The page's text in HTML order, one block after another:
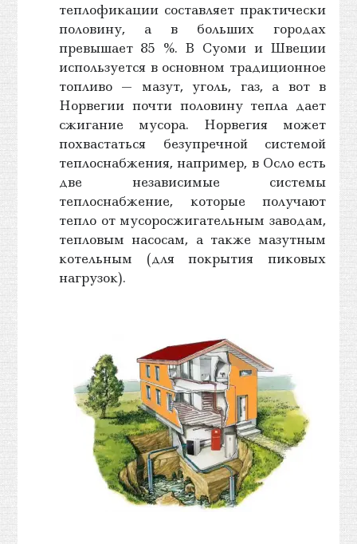
теплофикации составляет практически
половину, а в больших городах
превышает 85 %. В Суоми и Швеции
используется в основном традиционное
топливо — мазут, уголь, газ, а вот в
Норвегии почти половину тепла дает
сжигание мусора. Норвегия может
похвастаться безупречной системой
теплоснабжения, например, в Осло есть
две независимые системы
теплоснабжение, которые получают
тепло от мусоросжигательным заводам,
тепловым насосам, а также мазутным
котельным (для покрытия пиковых
нагрузок).